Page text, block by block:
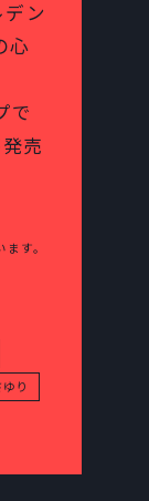
ン
心
で
売
す。
り